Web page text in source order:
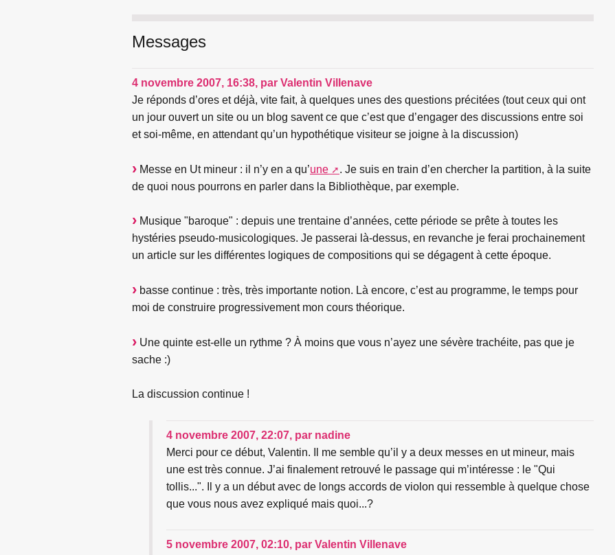
Messages
4 novembre 2007, 16:38, par Valentin Villenave
Je réponds d’ores et déjà, vite fait, à quelques unes des questions précitées (tout ceux qui ont
un jour ouvert un site ou un blog savent ce que c’est que d’engager des discussions entre soi
et soi-même, en attendant qu’un hypothétique visiteur se joigne à la discussion)
Messe en Ut mineur : il n’y en a qu’une
. Je suis en train d’en chercher la partition, à la suite
de quoi nous pourrons en parler dans la Bibliothèque, par exemple.
Musique "baroque" : depuis une trentaine d’années, cette période se prête à toutes les
hystéries pseudo-musicologiques. Je passerai là-dessus, en revanche je ferai prochainement
un article sur les différentes logiques de compositions qui se dégagent à cette époque.
basse continue : très, très importante notion. Là encore, c’est au programme, le temps pour
moi de construire progressivement mon cours théorique.
Une quinte est-elle un rythme ? À moins que vous n’ayez une sévère trachéite, pas que je
sache :)
La discussion continue !
4 novembre 2007, 22:07, par nadine
Merci pour ce début, Valentin. Il me semble qu’il y a deux messes en ut mineur, mais
une est très connue. J’ai finalement retrouvé le passage qui m’intéresse : le "Qui
tollis...". Il y a un début avec de longs accords de violon qui ressemble à quelque chose
que vous nous avez expliqué mais quoi...?
5 novembre 2007, 02:10, par Valentin Villenave